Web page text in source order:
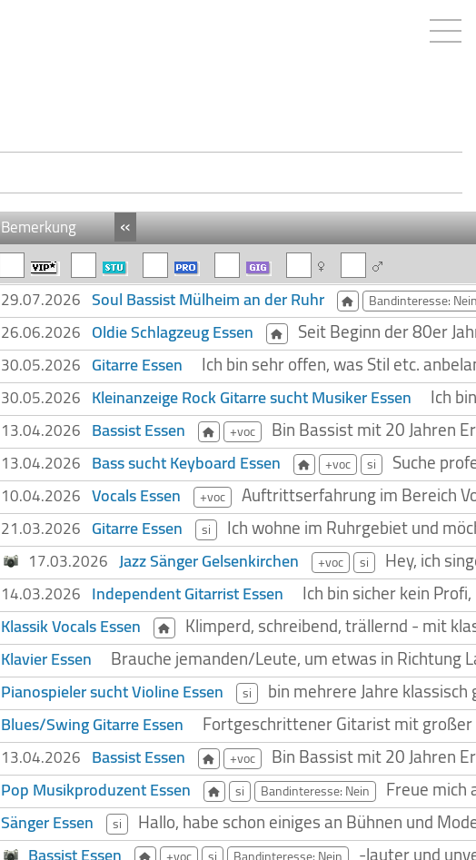
«
Bemerkung
29.07.2026 Soul Bassist Mülheim an der Ruhr Bandinteresse:
26.06.2026 Oldie Schlagzeug Essen Seit Beginn der 80er
30.05.2026 Gitarre Essen Ich bin sehr offen, was Stil etc.
30.05.2026 Kleinanzeige Rock Gitarre sucht Musiker Essen Ich
13.04.2026 Bassist Essen +voc Bin Bassist mit 20 Jahren
13.04.2026 Bass sucht Keyboard Essen +voc si Suche
10.04.2026 Vocals Essen +voc Auftrittserfahrung im Bereich
21.03.2026 Gitarre Essen si Ich wohne im Ruhrgebiet und
17.03.2026 Jazz Sänger Gelsenkirchen +voc si Hey, ich
14.03.2026 Independent Gitarrist Essen Ich bin sicher kein
Klassik Vocals Essen Klimperd, schreibend, trällernd - mit
Klavier Essen Brauche jemanden/Leute, um etwas in Richtung
Pianospieler sucht Violine Essen si bin mehrere Jahre
Blues/Swing Gitarre Essen Fortgeschrittener Gitarist mit
13.04.2026 Bassist Essen +voc Bin Bassist mit 20 Jahren
Pop Musikproduzent Essen si Bandinteresse: Nein Freue mich
Sänger Essen si Hallo, habe schon einiges an Bühnen und